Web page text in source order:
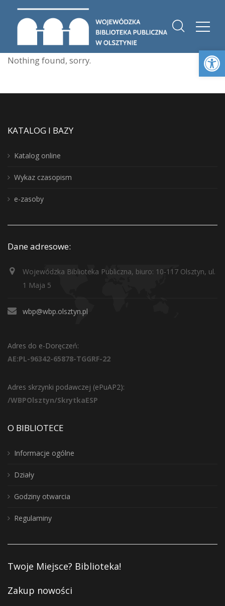
Nothing found, sorry.
KATALOG I BAZY
Katalog online
Wykaz czasopism
e-zasoby
Dane adresowe:
Wojewódzka Biblioteka Publiczna, biuro: 10-117 Olsztyn, ul.
1 Maja 5
wbp@wbp.olsztyn.pl
Adres do e-Doręczeń:
AE:PL-96342-65878-TGGRF-22
Adres skrzynki podawczej (ePuAP2):
/WBPOlsztyn/SkrytkaESP
O BIBLIOTECE
Informacje ogólne
Działy
Godziny otwarcia
Regulaminy
Twoje Miejsce? Biblioteka!
Zakup nowości